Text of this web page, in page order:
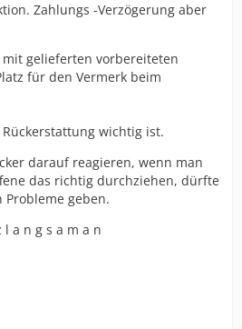
Zahlungs -Verzögerung aber
gelieferten vorbereiteten
für den Vermerk beim
wichtig ist.
darauf reagieren, wenn man
das richtig durchziehen, dürfte
geben.
l a n g s a m a n